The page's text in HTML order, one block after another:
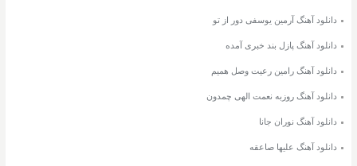
دانلود آهنگ آرمین یوسفی دور از تو
دانلود آهنگ پازل بند خبری آمده
دانلود آهنگ رامین رعیت وصل همیم
دانلود آهنگ روزبه نعمت الهی چمدون
دانلود آهنگ نوران جانا
دانلود آهنگ علیها صاعقه